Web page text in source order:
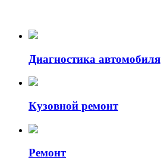
Диагностика автомобиля
Кузовной ремонт
Ремонт